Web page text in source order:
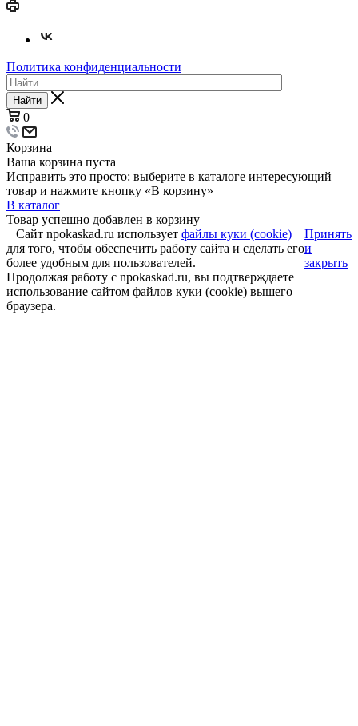
Политика конфиденциальности
Найти
0
Корзина
Ваша корзина пуста
Исправить это просто: выберите в каталоге интересующий
товар и нажмите кнопку «В корзину»
В каталог
Товар успешно добавлен в корзину
Сайт npokaskad.ru использует файлы куки (cookie)
для того, чтобы обеспечить работу сайта и сделать его
более удобным для пользователей.
Продолжая работу с npokaskad.ru, вы подтверждаете
использование сайтом файлов куки (cookie) вышего
браузера.
Принять
и
закрыть